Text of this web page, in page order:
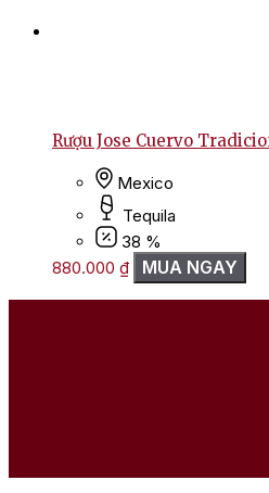
Rượu Jose Cuervo
Mexico
Tequila
38 %
880.000 ₫ MUA NGAY